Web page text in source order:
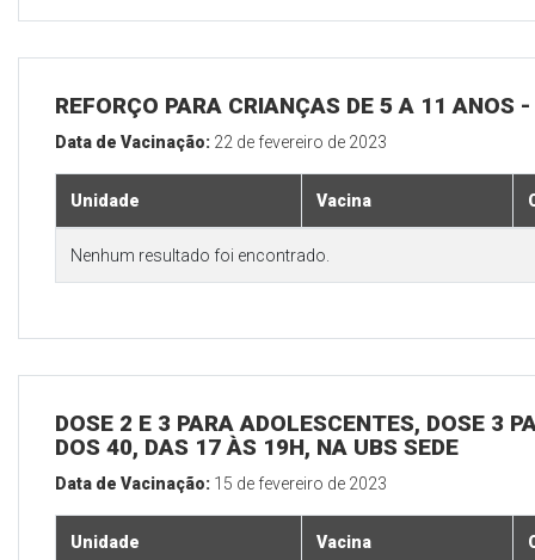
REFORÇO PARA CRIANÇAS DE 5 A 11 ANOS
Data de Vacinação: 22 de fevereiro de 2023
Unidade Vacina
Nenhum resultado foi encontrado.
DOSE 2 E 3 PARA ADOLESCENTES, DOSE 3
DOS 40, DAS 17 ÀS 19H, NA UBS SEDE
Data de Vacinação: 15 de fevereiro de 2023
Unidade Vacina